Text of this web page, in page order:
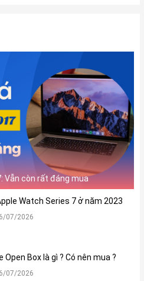
iPhone 15 Plus đó là chiếc
nối USB-C thay cho cổng
nhằm đáp ứng tiêu chuẩn của
iPhone 15 Plus trở thành
dụng cổng kết nối này. Với cáp
Vẫn còn rất đáng mua
Watch Series 7 ở năm 2023
07/2026
Open Box là gì ? Có nên mua ?
07/2026